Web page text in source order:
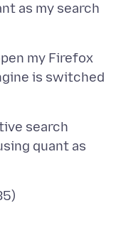
as my search
my Firefox
is switched
search
quant as